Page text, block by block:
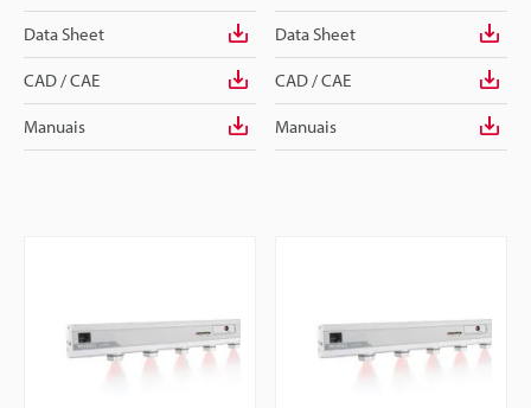
Data Sheet
CAD / CAE
Manuais
Data Sheet
CAD / CAE
Manuais